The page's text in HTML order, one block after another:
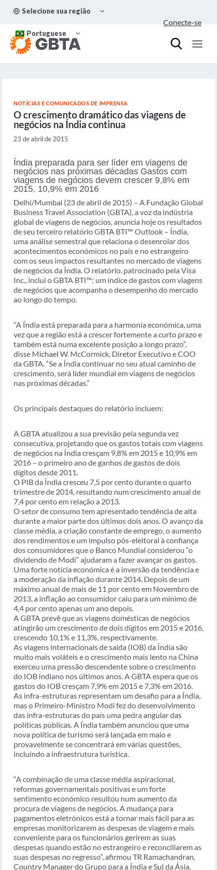
para
Conteúdo
Selecione sua região
MENU
Portuguese
MENU
FILHO
Conecte-se
NOTÍCIAS E COMUNICADOS DE IMPRENSA
O crescimento dramático das viagens de
negócios na Índia continua
23 de abril de 2015
Índia preparada para ser líder em viagens de
negócios nas próximas décadas Gastos com
viagens de negócios devem crescer 9,8% em
2015, 10,9% em 2016
Delhi/Mumbai (23 de abril de 2015) – A Fundação Global
Business Travel Association (GBTA), a voz da indústria
global de viagens de negócios, anuncia hoje os resultados
de seu terceiro relatório GBTA BTI™ Outlook – Índia,
uma análise semestral que relaciona o desenrolar dos
acontecimentos económicos no país e no estrangeiro
com os seus impactos resultantes no mercado de viagens
de negócios da Índia. O relatório, patrocinado pela Visa
Inc., inclui o GBTA BTI™; um índice de gastos com viagens
de negócios que acompanha o desempenho do mercado
ao longo do tempo.
“A Índia está preparada para a harmonia económica, uma
vez que a região está a crescer fortemente a curto prazo e
também está numa excelente posição a longo prazo”,
disse Michael W. McCormick, Diretor Executivo e COO
da GBTA. “Se a Índia continuar no seu atual caminho de
crescimento, será líder mundial em viagens de negócios
nas próximas décadas.”
Os principais destaques do relatório incluem:
A GBTA atualizou a sua previsão pela segunda vez
consecutiva, projetando que os gastos totais com viagens
de negócios na Índia cresçam 9,8% em 2015 e 10,9% em
2016 – o primeiro ano de ganhos de gastos de dois
dígitos desde 2011.
O PIB da Índia cresceu 7,5 por cento durante o quarto
trimestre de 2014, resultando num crescimento anual de
7,4 por cento em relação a 2013.
O setor de consumo tem apresentado tendência de alta
durante a maior parte dos últimos dois anos. O avanço da
classe média, a criação constante de emprego, o aumento
dos rendimentos e um impulso pós-eleitoral à confiança
dos consumidores que o Banco Mundial considerou “o
dividendo de Modi” ajudaram a fazer avançar os gastos.
Uma forte notícia económica é a inversão da tendência e
a moderação da inflação durante 2014. Depois de um
máximo anual de mais de 11 por cento em Novembro de
2013, a inflação ao consumidor caiu para um mínimo de
4,4 por cento apenas um ano depois.
A GBTA prevê que as viagens domésticas de negócios
atingirão um crescimento de dois dígitos em 2015 e 2016,
crescendo 10,1% e 11,3%, respectivamente.
As viagens internacionais de saída (IOB) da Índia são
muito mais voláteis e o crescimento mais lento na China
exerceu uma pressão descendente sobre o crescimento
do IOB indiano nos últimos anos. A GBTA espera que os
gastos do IOB cresçam 7,9% em 2015 e 7,3% em 2016.
As infra-estruturas representam um desafio para a Índia,
mas o Primeiro-Ministro Modi fez do desenvolvimento
das infra-estruturas do país uma pedra angular das
políticas públicas. A Índia também anunciou que uma
nova política de turismo será lançada em maio e
provavelmente se concentrará em várias questões,
incluindo a infraestrutura turística.
“A combinação de uma classe média aspiracional,
reformas governamentais positivas e um forte
sentimento económico resultou num aumento da
procura de viagens de negócios. A mudança para
pagamentos eletrónicos está a tornar mais fácil para as
empresas monitorizarem as despesas de viagem e mais
conveniente para os funcionários gerirem as suas
despesas quando estão no estrangeiro e reconciliarem as
suas despesas no regresso”, afirmou TR Ramachandran,
Country Manager do Grupo para a Índia e Sul da Ásia.